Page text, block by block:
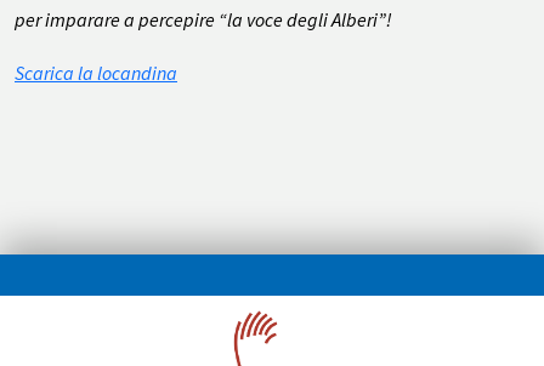
per imparare a percepire “la voce degli Alberi”!
Scarica la locandina